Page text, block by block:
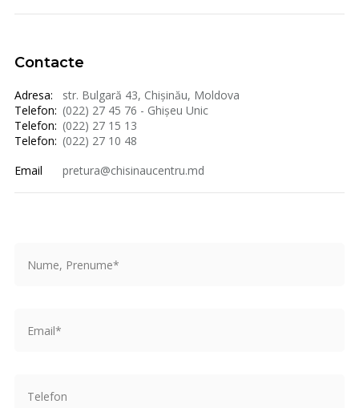
Contacte
Adresa:
str. Bulgară 43, Chișinău, Moldova
Telefon: (022) 27 45 76 - Ghișeu Unic
Telefon: (022) 27 15 13
Telefon: (022) 27 10 48
Email
pretura@chisinaucentru.md